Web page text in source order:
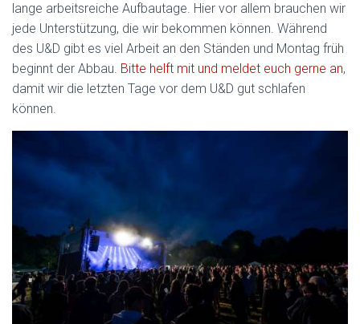
lange arbeitsreiche Aufbautage. Hier vor allem brauchen wir
jede Unterstützung, die wir bekommen können. Während
des U&D gibt es viel Arbeit an den Ständen und Montag früh
beginnt der Abbau. Bitte helft mit und meldet euch gerne an,
damit wir die letzten Tage vor dem U&D gut schlafen
können.